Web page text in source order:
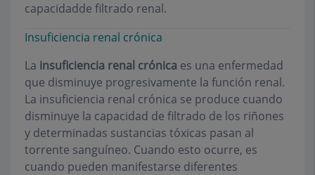
capacidadde filtrado renal.
Insuficiencia renal crónica
La insuficiencia renal crónica es una enfermedad
que disminuye progresivamente la función renal.
La insuficiencia renal crónica se produce cuando
disminuye la capacidad de filtrado de los riñones
y determinadas sustancias tóxicas pasan al
torrente sanguíneo. Cuando esto ocurre, es
cuando pueden manifestarse diferentes